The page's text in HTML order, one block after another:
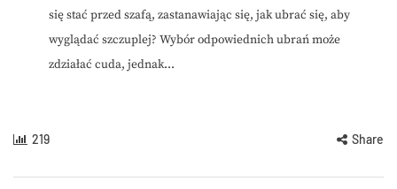
się stać przed szafą, zastanawiając się, jak ubrać się, aby
wyglądać szczuplej? Wybór odpowiednich ubrań może
zdziałać cuda, jednak...
219 Share